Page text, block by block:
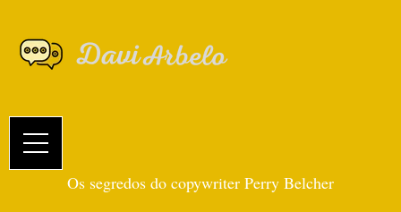
Os segredos do copywriter Perry Belcher